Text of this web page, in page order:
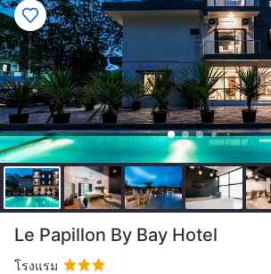
Le Papillon By Bay Hotel
โรงแรม